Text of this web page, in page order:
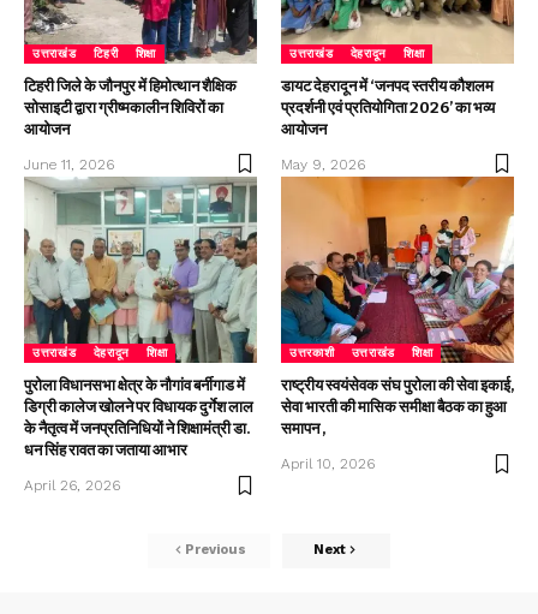
उत्तराखंड टिहरी शिक्षा
टिहरी जिले के जौनपुर में हिमोत्थान शैक्षिक
सोसाइटी द्वारा ग्रीष्मकालीन शिविरों का
आयोजन
June 11, 2026
उत्तराखंड देहरादून शिक्षा
डायट देहरादून में ‘जनपद स्तरीय कौशलम
प्रदर्शनी एवं प्रतियोगिता 2026’ का भव्य
आयोजन
May 9, 2026
उत्तराखंड देहरादून शिक्षा
पुरोला विधानसभा क्षेत्र के नौगांव बर्नीगाड में
डिग्री कालेज खोलने पर विधायक दुर्गेश लाल
के नैतृत्व में जनप्रतिनिधियों ने शिक्षामंत्री डा.
धन सिंह रावत का जताया आभार
April 26, 2026
उत्तरकाशी उत्तराखंड शिक्षा
राष्ट्रीय स्वयंसेवक संघ पुरोला की सेवा इकाई,
सेवा भारती की मासिक समीक्षा बैठक का हुआ
समापन ,
April 10, 2026
Previous Next